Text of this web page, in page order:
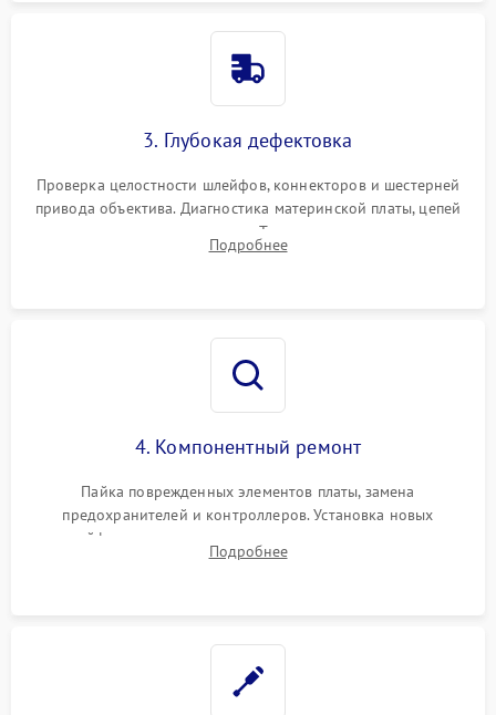
3. Глубокая дефектовка
Проверка целостности шлейфов, коннекторов и шестерней
привода объектива. Диагностика материнской платы, цепей
питания и картоприемника. Тестирование механизма
затвора и блока внутрикамерной стабилизации.
Подробнее
4. Компонентный ремонт
Пайка поврежденных элементов платы, замена
предохранителей и контроллеров. Установка новых
шлейфов, дисплея, механизма затвора или двигателя
автофокуса. Восстановление геометрии тубуса объектива
Подробнее